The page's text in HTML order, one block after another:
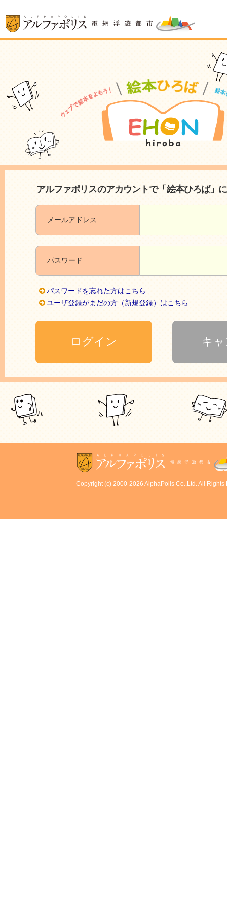
アルファポリスのアカウントで「絵本ひろば」
メールアドレス
パスワード
パスワードを忘れた方はこちら
ユーザ登録がまだの方（新規登録）はこちら
Copyright (c) 2000-2026 AlphaPolis Co.,Ltd. All Rights